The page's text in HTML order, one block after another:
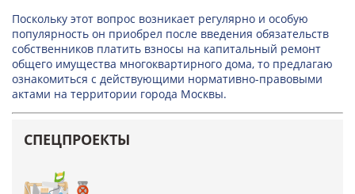
Поскольку этот вопрос возникает регулярно и особую
популярность он приобрел после введения обязательств
собственников платить взносы на капитальный ремонт
общего имущества многоквартирного дома, то предлагаю
ознакомиться с действующими нормативно-правовыми
актами на территории города Москвы.
СПЕЦПРОЕКТЫ